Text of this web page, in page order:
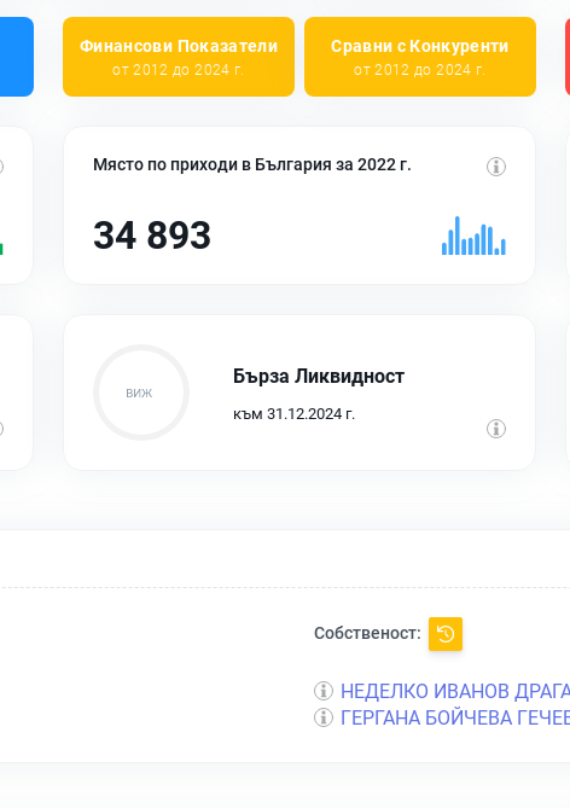
Финансови Показатели
от 2012 до 2024 г.
Сравни с Конкуренти
от 2012 до 2024 г.
Място по приходи в България за 2022 г.
34 893
Бърза Ликвидност
към 31.12.2024 г.
Собственост:
НЕДЕЛКО ИВАНОВ
ГЕРГАНА БОЙЧЕВА